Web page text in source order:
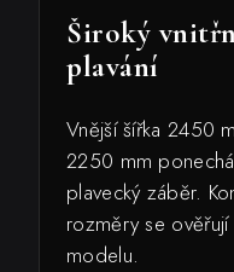
Široký
plavání
Vnější šířka 2450
2250 mm
plavecký záběr.
rozměry se
modelu.